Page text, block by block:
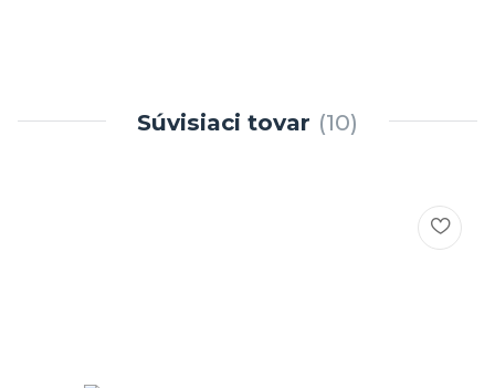
Súvisiaci tovar 10